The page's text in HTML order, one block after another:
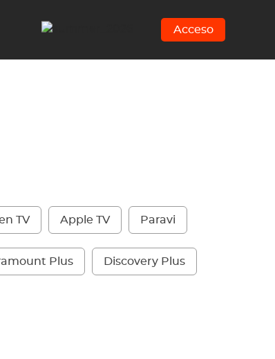
Acceso
TV Apple TV Paravi
Plus Discovery Plus